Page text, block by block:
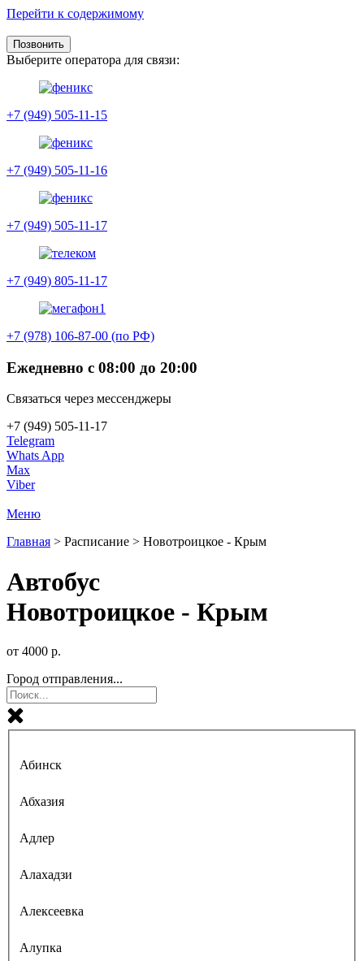
Перейти к содержимому
Позвонить
Выберите оператора для связи:
+7 (949) 505-11-15
+7 (949) 505-11-16
+7 (949) 505-11-17
+7 (949) 805-11-17
+7 (978) 106-87-00 (по РФ)
Ежедневно с 08:00 до 20:00
Связаться через мессенджеры
+7 (949) 505-11-17
Telegram
Whats App
Max
Viber
Меню
Главная > Расписание > Новотроицкое - Крым
Автобус
Новотроицкое - Крым
от 4000 р.
Город отправления...
Абинск
Абхазия
Адлер
Алахадзи
Алексеевка
Алупка